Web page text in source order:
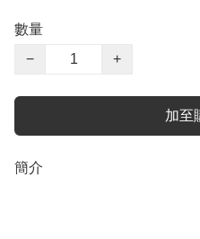
數量
−
+
加至
簡介